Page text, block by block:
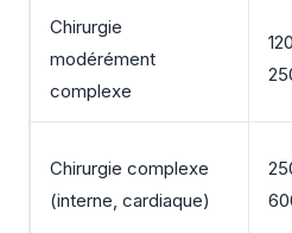
Chirurgie
modérément
complexe
Chirurgie complexe
(interne, cardiaque)